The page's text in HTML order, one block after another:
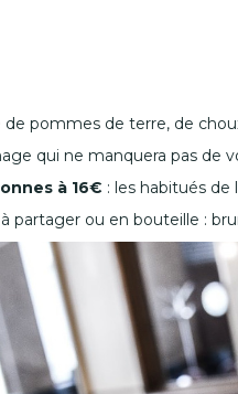
pommes de terre, de
qui ne manquera pas de
à 16€ : les habitués de
partager ou en bouteille :